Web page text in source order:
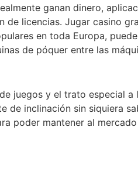
ganan dinero,
licencias. Jugar casino
en toda Europa,
de póquer entre las
juegos y el trato especial
de inclinación sin siquiera
poder mantener al